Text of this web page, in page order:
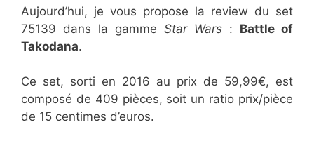
Aujourd’hui, je vous propose la review du set
75139 dans la gamme Star Wars : Battle of
Takodana.
Ce set, sorti en 2016 au prix de 59,99€, est
composé de 409 pièces, soit un ratio prix/pièce
de 15 centimes d’euros.